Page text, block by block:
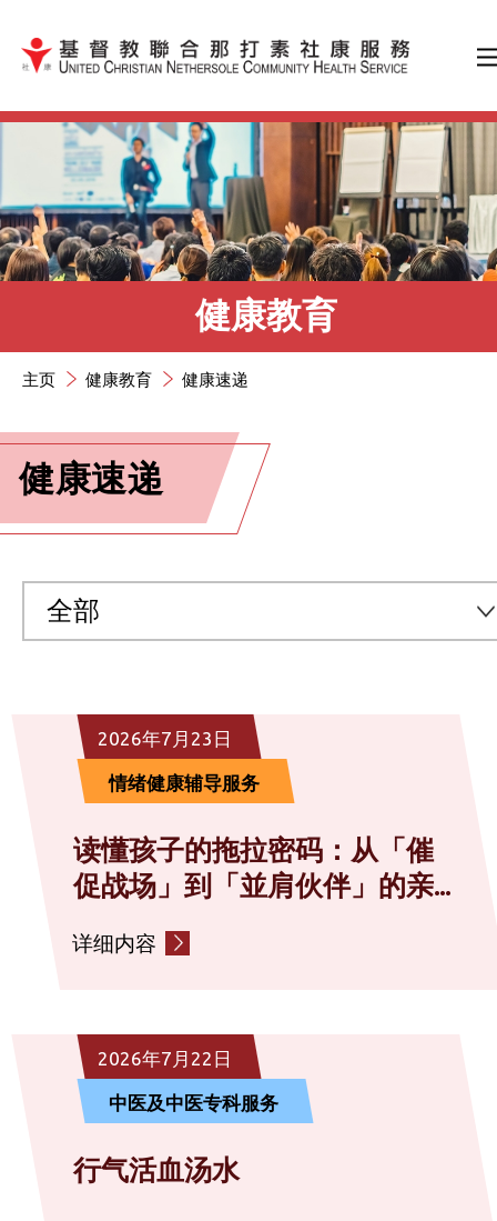
跳到内容（按输入键）
健康教育
主页 健康教育 健康速递
健康速递
全部
预防医学及医疗服务
社区营养服务
社区复康服务
2026年7月23日
情绪健康辅导服务
读懂孩子的拖拉密码：从「催
促战场」到「並肩伙伴」的亲...
详细内容
2026年7月22日
中医及中医专科服务
行气活血汤水